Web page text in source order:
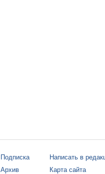
Подписка
Архив
Написать в
Карта сайта